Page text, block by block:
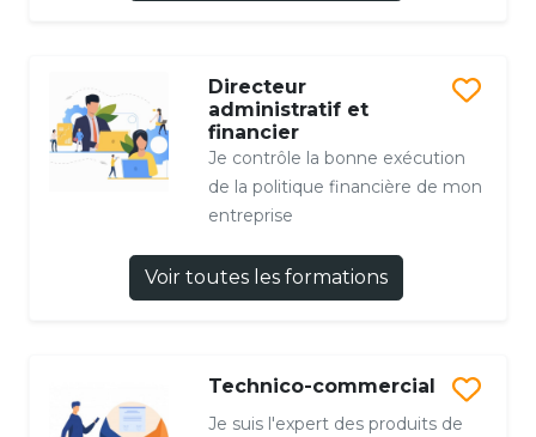
Directeur
administratif et
financier
Je contrôle la bonne exécution
de la politique financière de mon
entreprise
Voir toutes les formations
Technico-commercial
Je suis l'expert des produits de